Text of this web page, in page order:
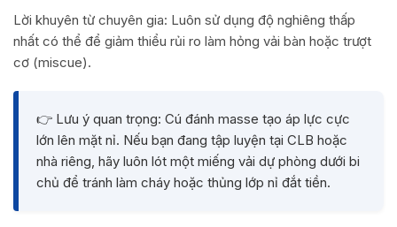
Lời khuyên từ chuyên gia: Luôn sử dụng độ nghiêng thấp
nhất có thể để giảm thiểu rủi ro làm hỏng vải bàn hoặc trượt
cơ (miscue).
👉 Lưu ý quan trọng: Cú đánh masse tạo áp lực cực
lớn lên mặt nỉ. Nếu bạn đang tập luyện tại CLB hoặc
nhà riêng, hãy luôn lót một miếng vải dự phòng dưới bi
chủ để tránh làm cháy hoặc thủng lớp nỉ đắt tiền.